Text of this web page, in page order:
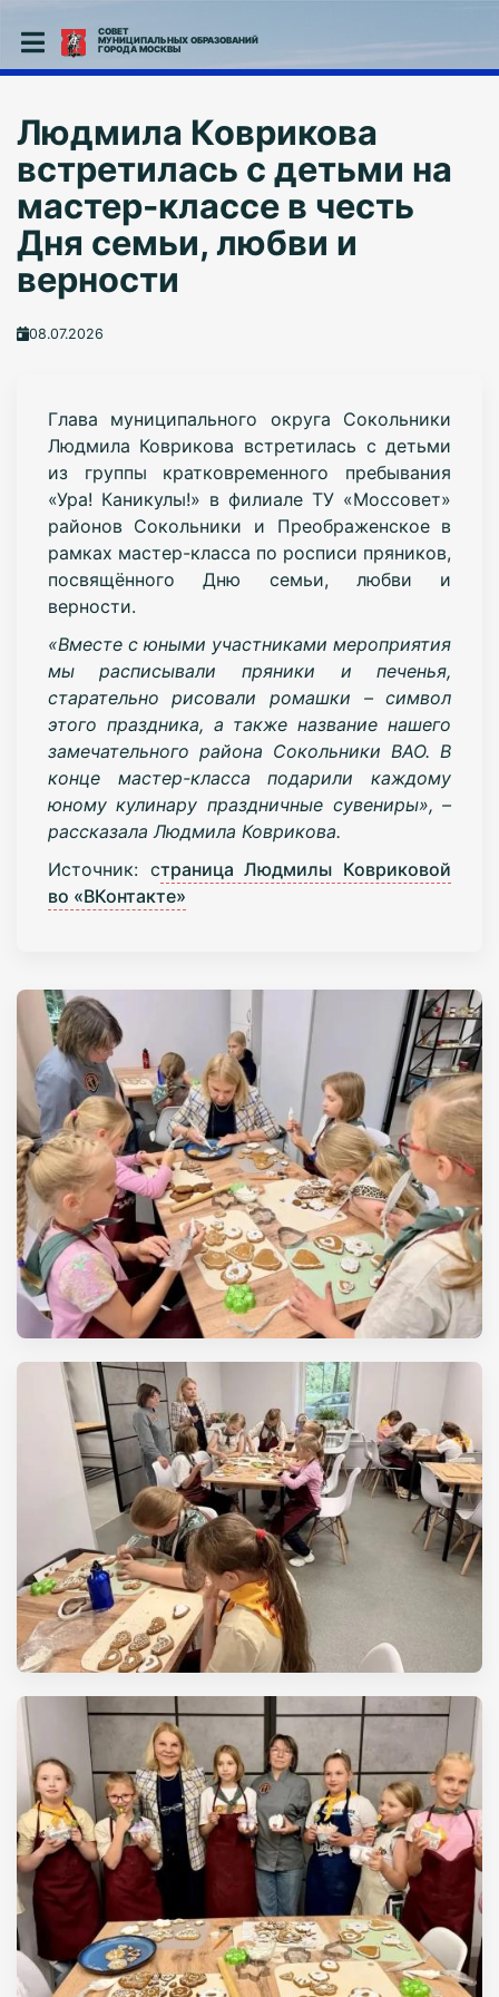
СОВЕТ
МУНИЦИПАЛЬНЫХ ОБРАЗОВАНИЙ
ГОРОДА МОСКВЫ
Людмила Коврикова
встретилась с детьми на
мастер-классе в честь
Дня семьи, любви и
верности
08.07.2026
Глава муниципального округа Сокольники
Людмила Коврикова встретилась с детьми
из группы кратковременного пребывания
«Ура! Каникулы!» в филиале ТУ «Моссовет»
районов Сокольники и Преображенское в
рамках мастер-класса по росписи пряников,
посвящённого Дню семьи, любви и
верности.
«Вместе с юными участниками мероприятия
мы расписывали пряники и печенья,
старательно рисовали ромашки – символ
этого праздника, а также название нашего
замечательного района Сокольники ВАО. В
конце мастер-класса подарили каждому
юному кулинару праздничные сувениры», –
рассказала Людмила Коврикова.
Источник: страница Людмилы Ковриковой
во «ВКонтакте»